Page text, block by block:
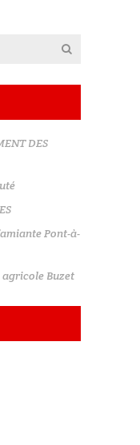
DES
Pont-à-
Buzet